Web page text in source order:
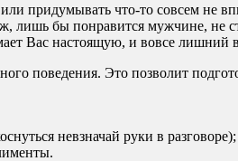
придумывать что-то совсем не
лишь бы понравится мужчине, не
Вас настоящую, и вовсе лишний
поведения. Это позволит
невзначай руки в разговоре);